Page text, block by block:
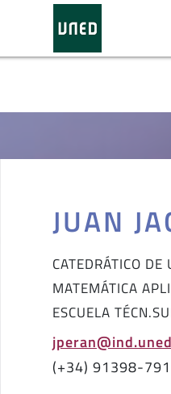
JUAN
CATEDRÁTICO DE
MATEMÁTICA
ESCUELA
(+34) 91398-